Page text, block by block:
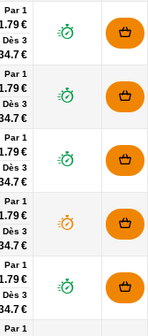
Par 1
€
Dès 3
€
Par 1
€
Dès 3
€
Par 1
€
Dès 3
€
Par 1
€
Dès 3
€
Par 1
€
Dès 3
€
Par 1